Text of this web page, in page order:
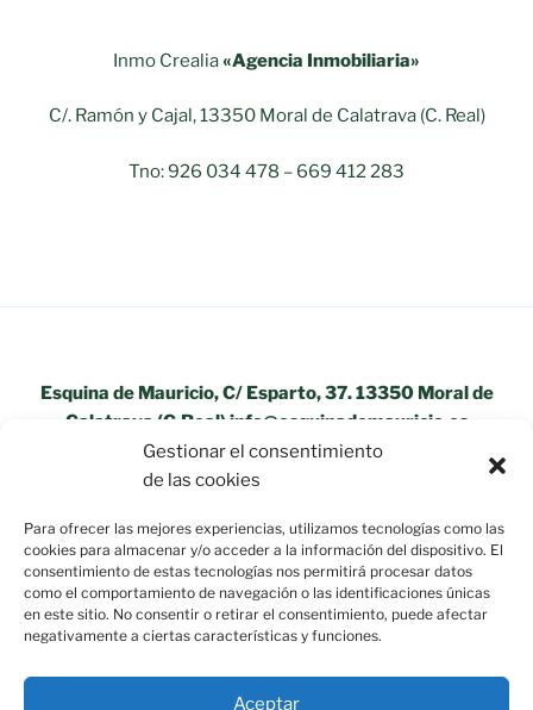
Gestionar el consentimiento
de las cookies
Para ofrecer las mejores experiencias, utilizamos tecnologías como las
cookies para almacenar y/o acceder a la información del dispositivo. El
consentimiento de estas tecnologías nos permitirá procesar datos
como el comportamiento de navegación o las identificaciones únicas
en este sitio. No consentir o retirar el consentimiento, puede afectar
negativamente a ciertas características y funciones.
Aceptar
Inmo Crealia«Agencia Inmobiliaria»
C/. Ramón y Cajal, 13350 Moral de Calatrava (C. Real)
Tno: 926 034 478 – 669 412 283
Esquina de Mauricio, C/ Esparto, 37. 13350 Moral de
Calatrava (C.Real) info@esquinademauricio.es
«Aviso Legal»